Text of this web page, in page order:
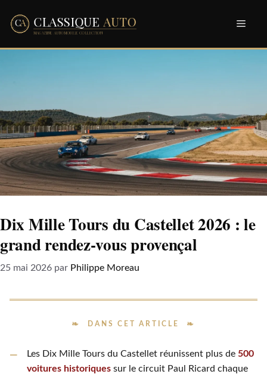
Dix Mille Tours du Castellet 2026 : le
grand rendez-vous provençal
25 mai 2026 par Philippe Moreau
DANS CET ARTICLE
Les Dix Mille Tours du Castellet réunissent plus de 500
voitures historiquessur le circuit Paul Ricard chaque